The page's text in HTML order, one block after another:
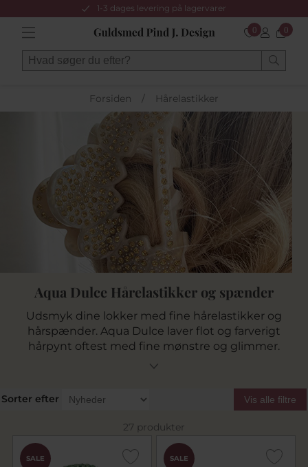
1-3 dages levering på lagervarer
0 0
Forsiden / Hårelastikker
Aqua Dulce Hårelastikker og spænder
Udsmyk dine lokker med fine hårelastikker og
hårspænder. Aqua Dulce laver flot og farverigt
hårpynt oftest med fine mønstre og glimmer.
Se vores brede udvalg af hårelastikker og
Sorter efter Vis alle filtre
27 produkter
SALE SALE